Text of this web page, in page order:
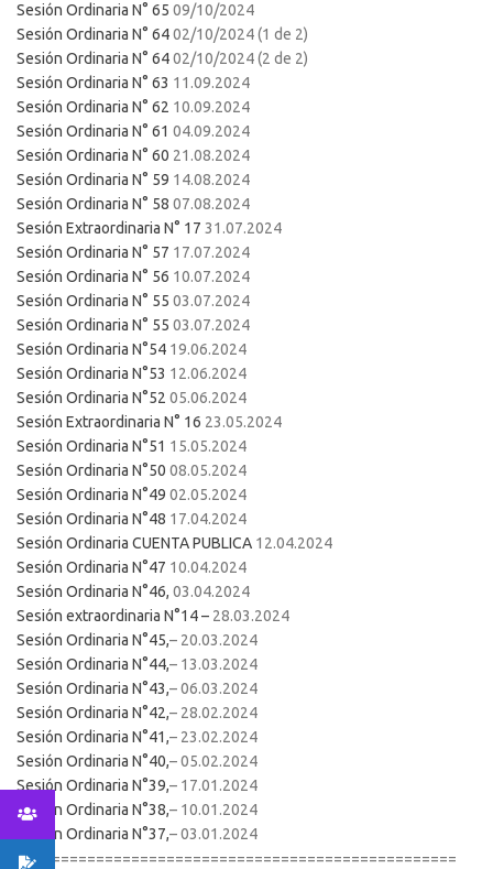
Sesión Ordinaria N° 65 09/10/2024
Sesión Ordinaria N° 6402/10/2024 (1 de 2)
Sesión Ordinaria N° 6402/10/2024 (2 de 2)
Sesión Ordinaria N° 63 11.09.2024
Sesión Ordinaria N° 62 10.09.2024
Sesión Ordinaria N° 61 04.09.2024
Sesión Ordinaria N° 60 21.08.2024
Sesión Ordinaria N° 59 14.08.2024
Sesión Ordinaria N° 58 07.08.2024
Sesión Extraordinaria N° 17 31.07.2024
Sesión Ordinaria N° 57 17.07.2024
Sesión Ordinaria N° 56 10.07.2024
Sesión Ordinaria N° 55 03.07.2024
Sesión Ordinaria N° 55 03.07.2024
Sesión Ordinaria N°54 19.06.2024
Sesión Ordinaria N°53 12.06.2024
Sesión Ordinaria N°52 05.06.2024
Sesión Extraordinaria N° 16 23.05.2024
Sesión Ordinaria N°51 15.05.2024
Sesión Ordinaria N°50 08.05.2024
Sesión Ordinaria N°49 02.05.2024
Sesión Ordinaria N°48 17.04.2024
Sesión Ordinaria CUENTA PUBLICA 12.04.2024
Sesión Ordinaria N°47 10.04.2024
Sesión Ordinaria N°46, 03.04.2024
Sesión extraordinaria N°14 – 28.03.2024
Sesión Ordinaria N°45,– 20.03.2024
Sesión Ordinaria N°44,– 13.03.2024
Sesión Ordinaria N°43,– 06.03.2024
Sesión Ordinaria N°42,– 28.02.2024
Sesión Ordinaria N°41,– 23.02.2024
Sesión Ordinaria N°40,– 05.02.2024
Sesión Ordinaria N°39,– 17.01.2024
Sesión Ordinaria N°38,– 10.01.2024
Sesión Ordinaria N°37,– 03.01.2024
==================================================